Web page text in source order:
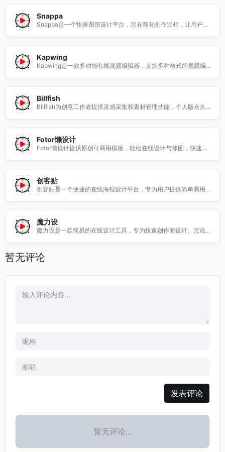
Snappa
Snappa是一个快速图形设计平台，旨在简化创作过程，让用户能
加文本、图像和图形元素，提升您的视觉内容质量。无论您是设计
新手还是专业人士，Snappa都能满足您的需求，助您在创作中事
半功倍。
Kapwing
Kapwing是一款多功能在线视频编辑器，支持多种格式的视频编
专业技能即可上手，支持多种视频格式，帮助您实现创意的无限可
能。无论是初学者还是专业人士，Kapwing都是您理想的在线视频
编辑工具。
Billfish
Billfish为创意工作者提供灵感采集和素材管理功能，个人版永久免
Fotor懒设计
Fotor懒设计提供原创可商用模板，轻松在线设计与修图，快速完
创客贴
创客贴是一个便捷的在线海报设计平台，专为用户提供简单易用的
速上手，轻松创建出专业水准的设计作品。无论您是设计新手还是
专业人士，创客贴都能让您的创意得以实现，提升您的工作效率。
让设计变得简单有趣，快来体验创客贴带来的便捷设计服务吧！
魔力设
魔力设是一款简易的在线设计工具，专为快速创作而设计。无论您
观的操作界面，让您在短时间内实现创意构思。通过魔力设，您可
求。立即体验魔力设，开启您的设计之旅！
暂无评论
发表评论
暂无评论...